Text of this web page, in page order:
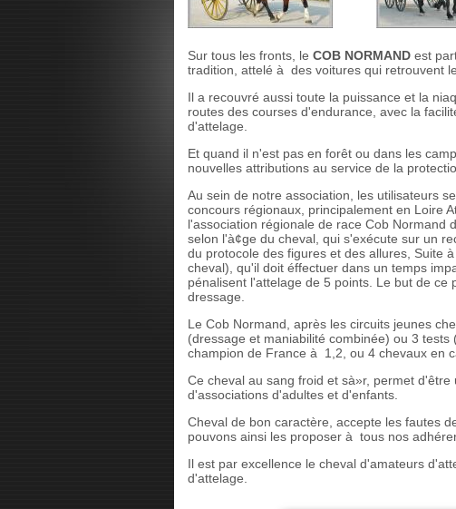
Sur tous les fronts, le COB NORMAND est
tradition, attelé à des voitures qui retrouvent
Il a recouvré aussi toute la puissance et la
routes des courses d'endurance, avec la
d'attelage.
Et quand il n'est pas en forêt ou dans les
nouvelles attributions au service de la
Au sein de notre association, les utilisateurs
concours régionaux, principalement en Loire
l'association régionale de race Cob Normand
selon l'à¢ge du cheval, qui s'exécute sur un
du protocole des figures et des allures, Suite
cheval), qu'il doit éffectuer dans un temps
pénalisent l'attelage de 5 points. Le but de
dressage.
Le Cob Normand, après les circuits jeunes
(dressage et maniabilité combinée) ou 3
champion de France à 1,2, ou 4 chevaux en
Ce cheval au sang froid et sà»r, permet
d'associations d'adultes et d'enfants.
Cheval de bon caractère, accepte les fautes
pouvons ainsi les proposer à tous nos
Il est par excellence le cheval d'amateurs
d'attelage.